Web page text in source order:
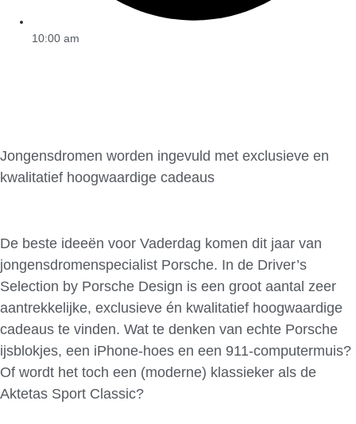
10:00 am
Jongensdromen worden ingevuld met exclusieve en
kwalitatief hoogwaardige cadeaus
De beste ideeën voor Vaderdag komen dit jaar van
jongensdromenspecialist Porsche. In de Driver’s
Selection by Porsche Design is een groot aantal zeer
aantrekkelijke, exclusieve én kwalitatief hoogwaardige
cadeaus te vinden. Wat te denken van echte Porsche
ijsblokjes, een iPhone-hoes en een 911-computermuis?
Of wordt het toch een (moderne) klassieker als de
Aktetas Sport Classic?